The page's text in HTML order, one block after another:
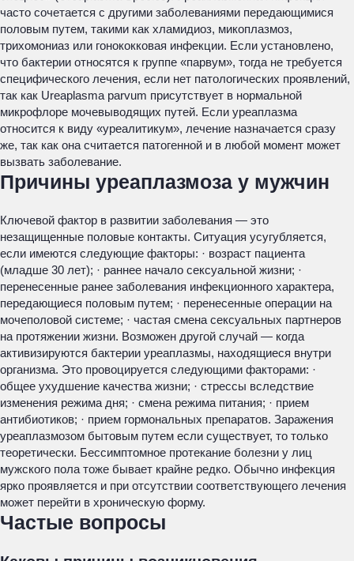
часто сочетается с другими заболеваниями передающимися
половым путем, такими как хламидиоз, микоплазмоз,
трихомониаз или гонококковая инфекции. Если установлено,
что бактерии относятся к группе «парвум», тогда не требуется
специфического лечения, если нет патологических проявлений,
так как Ureaplasma parvum присутствует в нормальной
микрофлоре мочевыводящих путей. Если уреаплазма
относится к виду «уреалитикум», лечение назначается сразу
же, так как она считается патогенной и в любой момент может
вызвать заболевание.
Причины уреаплазмоза у мужчин
Ключевой фактор в развитии заболевания — это
незащищенные половые контакты. Ситуация усугубляется,
если имеются следующие факторы: · возраст пациента
(младше 30 лет); · раннее начало сексуальной жизни; ·
перенесенные ранее заболевания инфекционного характера,
передающиеся половым путем; · перенесенные операции на
мочеполовой системе; · частая смена сексуальных партнеров
на протяжении жизни. Возможен другой случай — когда
активизируются бактерии уреаплазмы, находящиеся внутри
организма. Это провоцируется следующими факторами: ·
общее ухудшение качества жизни; · стрессы вследствие
изменения режима дня; · смена режима питания; · прием
антибиотиков; · прием гормональных препаратов. Заражения
уреаплазмозом бытовым путем если существует, то только
теоретически. Бессимптомное протекание болезни у лиц
мужского пола тоже бывает крайне редко. Обычно инфекция
ярко проявляется и при отсутствии соответствующего лечения
может перейти в хроническую форму.
Частые вопросы